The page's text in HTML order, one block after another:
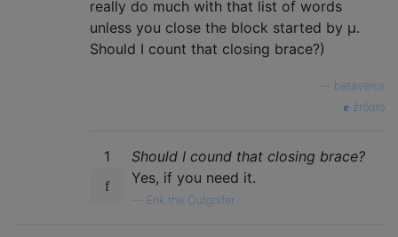
really do much with that list of words
unless you close the block started by µ.
Should I count that closing brace?)
betaveros
źródło
1
Should I cound that closing brace?
Yes, if you need it.
Erik the Outgolfer